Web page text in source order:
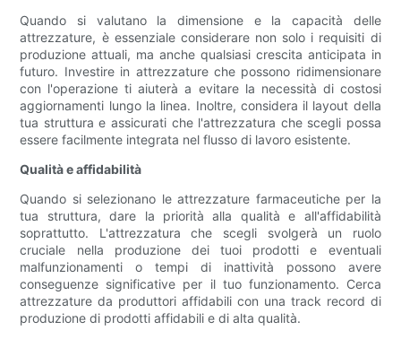
Quando si valutano la dimensione e la capacità delle
attrezzature, è essenziale considerare non solo i requisiti di
produzione attuali, ma anche qualsiasi crescita anticipata in
futuro. Investire in attrezzature che possono ridimensionare
con l'operazione ti aiuterà a evitare la necessità di costosi
aggiornamenti lungo la linea. Inoltre, considera il layout della
tua struttura e assicurati che l'attrezzatura che scegli possa
essere facilmente integrata nel flusso di lavoro esistente.
Qualità e affidabilità
Quando si selezionano le attrezzature farmaceutiche per la
tua struttura, dare la priorità alla qualità e all'affidabilità
soprattutto. L'attrezzatura che scegli svolgerà un ruolo
cruciale nella produzione dei tuoi prodotti e eventuali
malfunzionamenti o tempi di inattività possono avere
conseguenze significative per il tuo funzionamento. Cerca
attrezzature da produttori affidabili con una track record di
produzione di prodotti affidabili e di alta qualità.